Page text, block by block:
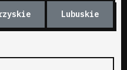
Lubuskie